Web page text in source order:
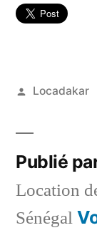
Publié
Locadakar
Publié
Location
Sénégal